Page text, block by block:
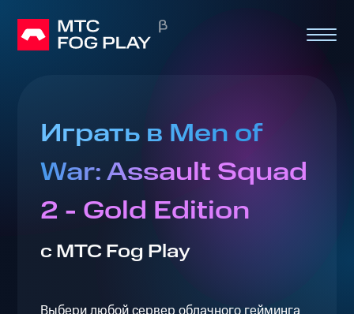
Играть в Men of
War: Assault Squad
2 - Gold Edition
с МТС Fog Play